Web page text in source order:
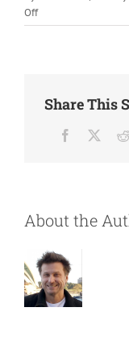
Offon
Nullam
Share This
Facebook
About the